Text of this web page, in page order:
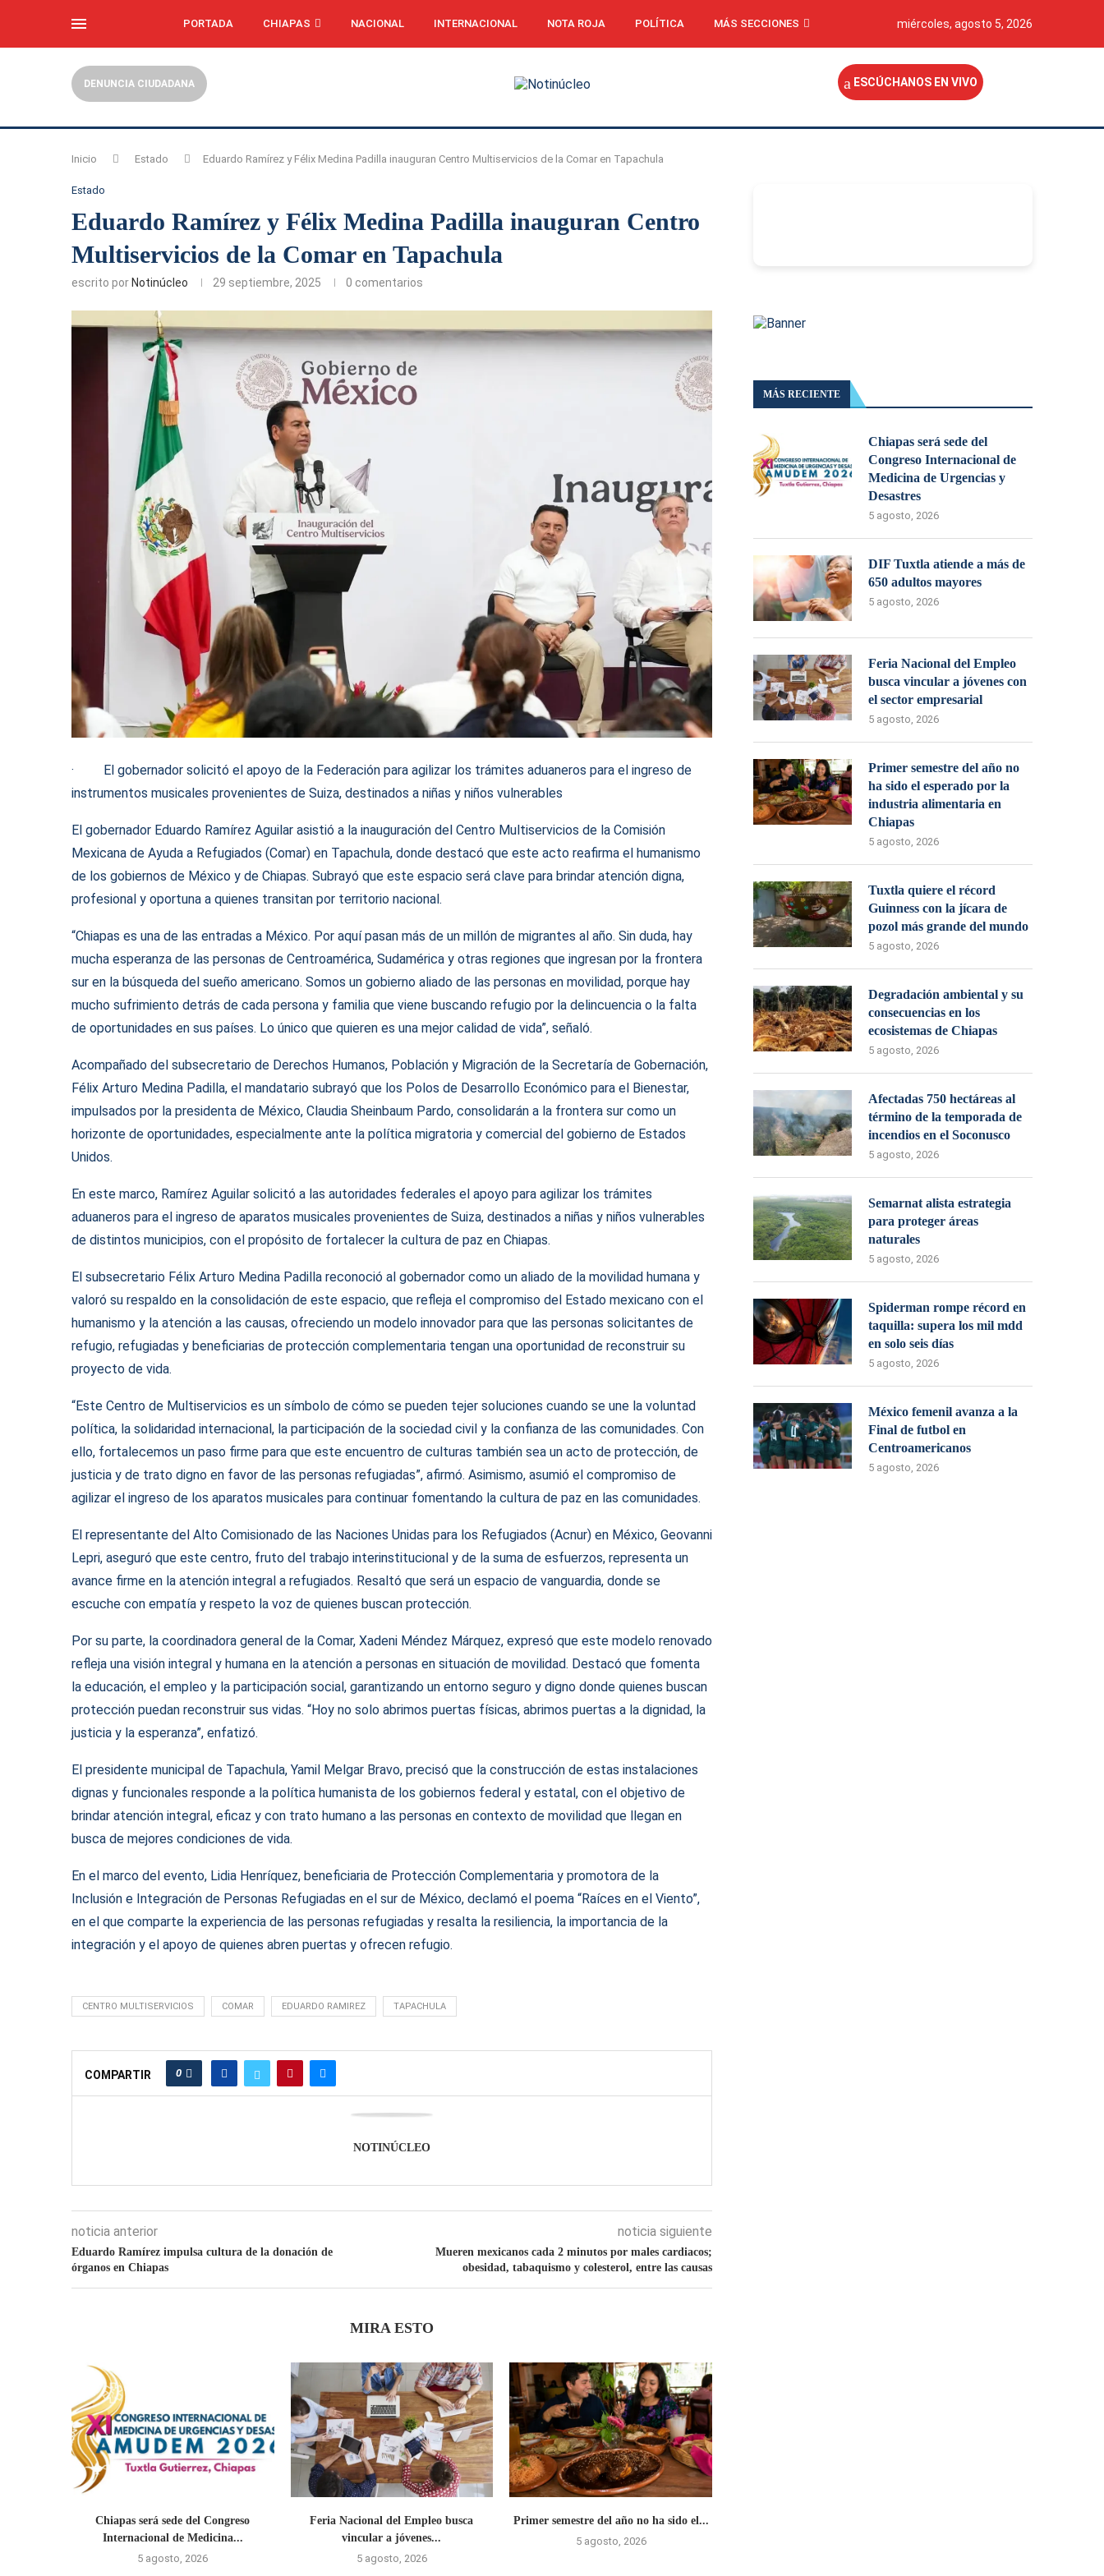
PORTADA CHIAPAS NACIONAL INTERNACIONAL NOTA ROJA POLÍTICA MÁS SECCIONES miércoles, agosto 5, 2026
DENUNCIA CIUDADANA ESCÚCHANOS EN VIVO
Inicio Estado Eduardo Ramírez y Félix Medina Padilla inauguran Centro Multiservicios de la Comar en Tapachula
Estado
Eduardo Ramírez y Félix Medina Padilla inauguran Centro
Multiservicios de la Comar en Tapachula
escrito por Notinúcleo 29 septiembre, 2025 0 comentarios
· El gobernador solicitó el apoyo de la Federación para agilizar los trámites aduaneros para el ingreso de
instrumentos musicales provenientes de Suiza, destinados a niñas y niños vulnerables
El gobernador Eduardo Ramírez Aguilar asistió a la inauguración del Centro Multiservicios de la Comisión
Mexicana de Ayuda a Refugiados (Comar) en Tapachula, donde destacó que este acto reafirma el humanismo
de los gobiernos de México y de Chiapas. Subrayó que este espacio será clave para brindar atención digna,
profesional y oportuna a quienes transitan por territorio nacional.
“Chiapas es una de las entradas a México. Por aquí pasan más de un millón de migrantes al año. Sin duda, hay
mucha esperanza de las personas de Centroamérica, Sudamérica y otras regiones que ingresan por la frontera
sur en la búsqueda del sueño americano. Somos un gobierno aliado de las personas en movilidad, porque hay
mucho sufrimiento detrás de cada persona y familia que viene buscando refugio por la delincuencia o la falta
de oportunidades en sus países. Lo único que quieren es una mejor calidad de vida”, señaló.
Acompañado del subsecretario de Derechos Humanos, Población y Migración de la Secretaría de Gobernación,
Félix Arturo Medina Padilla, el mandatario subrayó que los Polos de Desarrollo Económico para el Bienestar,
impulsados por la presidenta de México, Claudia Sheinbaum Pardo, consolidarán a la frontera sur como un
horizonte de oportunidades, especialmente ante la política migratoria y comercial del gobierno de Estados
Unidos.
En este marco, Ramírez Aguilar solicitó a las autoridades federales el apoyo para agilizar los trámites
aduaneros para el ingreso de aparatos musicales provenientes de Suiza, destinados a niñas y niños vulnerables
de distintos municipios, con el propósito de fortalecer la cultura de paz en Chiapas.
El subsecretario Félix Arturo Medina Padilla reconoció al gobernador como un aliado de la movilidad humana y
valoró su respaldo en la consolidación de este espacio, que refleja el compromiso del Estado mexicano con el
humanismo y la atención a las causas, ofreciendo un modelo innovador para que las personas solicitantes de
refugio, refugiadas y beneficiarias de protección complementaria tengan una oportunidad de reconstruir su
proyecto de vida.
“Este Centro de Multiservicios es un símbolo de cómo se pueden tejer soluciones cuando se une la voluntad
política, la solidaridad internacional, la participación de la sociedad civil y la confianza de las comunidades. Con
ello, fortalecemos un paso firme para que este encuentro de culturas también sea un acto de protección, de
justicia y de trato digno en favor de las personas refugiadas”, afirmó. Asimismo, asumió el compromiso de
agilizar el ingreso de los aparatos musicales para continuar fomentando la cultura de paz en las comunidades.
El representante del Alto Comisionado de las Naciones Unidas para los Refugiados (Acnur) en México, Geovanni
Lepri, aseguró que este centro, fruto del trabajo interinstitucional y de la suma de esfuerzos, representa un
avance firme en la atención integral a refugiados. Resaltó que será un espacio de vanguardia, donde se
escuche con empatía y respeto la voz de quienes buscan protección.
Por su parte, la coordinadora general de la Comar, Xadeni Méndez Márquez, expresó que este modelo renovado
refleja una visión integral y humana en la atención a personas en situación de movilidad. Destacó que fomenta
la educación, el empleo y la participación social, garantizando un entorno seguro y digno donde quienes buscan
protección puedan reconstruir sus vidas. “Hoy no solo abrimos puertas físicas, abrimos puertas a la dignidad, la
justicia y la esperanza”, enfatizó.
El presidente municipal de Tapachula, Yamil Melgar Bravo, precisó que la construcción de estas instalaciones
dignas y funcionales responde a la política humanista de los gobiernos federal y estatal, con el objetivo de
brindar atención integral, eficaz y con trato humano a las personas en contexto de movilidad que llegan en
busca de mejores condiciones de vida.
En el marco del evento, Lidia Henríquez, beneficiaria de Protección Complementaria y promotora de la
Inclusión e Integración de Personas Refugiadas en el sur de México, declamó el poema “Raíces en el Viento”,
en el que comparte la experiencia de las personas refugiadas y resalta la resiliencia, la importancia de la
integración y el apoyo de quienes abren puertas y ofrecen refugio.
CENTRO MULTISERVICIOS COMAR EDUARDO RAMIREZ TAPACHULA
COMPARTIR 0
NOTINÚCLEO
noticia anterior
Eduardo Ramírez impulsa cultura de la donación de
órganos en Chiapas
noticia siguiente
Mueren mexicanos cada 2 minutos por males cardiacos;
obesidad, tabaquismo y colesterol, entre las causas
MIRA ESTO
Chiapas será sede del Congreso
Internacional de Medicina...
5 agosto, 2026
Feria Nacional del Empleo busca
vincular a jóvenes...
5 agosto, 2026
Primer semestre del año no ha sido el...
5 agosto, 2026
MÁS RECIENTE
Chiapas será sede del
Congreso Internacional de
Medicina de Urgencias y
Desastres
5 agosto, 2026
DIF Tuxtla atiende a más de
650 adultos mayores
5 agosto, 2026
Feria Nacional del Empleo
busca vincular a jóvenes con
el sector empresarial
5 agosto, 2026
Primer semestre del año no
ha sido el esperado por la
industria alimentaria en
Chiapas
5 agosto, 2026
Tuxtla quiere el récord
Guinness con la jícara de
pozol más grande del mundo
5 agosto, 2026
Degradación ambiental y su
consecuencias en los
ecosistemas de Chiapas
5 agosto, 2026
Afectadas 750 hectáreas al
término de la temporada de
incendios en el Soconusco
5 agosto, 2026
Semarnat alista estrategia
para proteger áreas
naturales
5 agosto, 2026
Spiderman rompe récord en
taquilla: supera los mil mdd
en solo seis días
5 agosto, 2026
México femenil avanza a la
Final de futbol en
Centroamericanos
5 agosto, 2026